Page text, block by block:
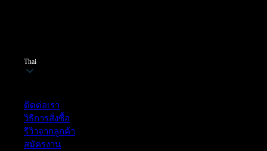
Thai
ติดต่อเรา
วิธีการสั่งซื้อ
รีวิวจากลูกค้า
สมัครงาน